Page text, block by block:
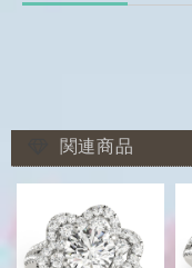
関連商品